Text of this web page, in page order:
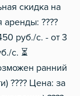
скидка на
????
руб./с. - от 3
с. ⏳
ранний
???? Цена: за